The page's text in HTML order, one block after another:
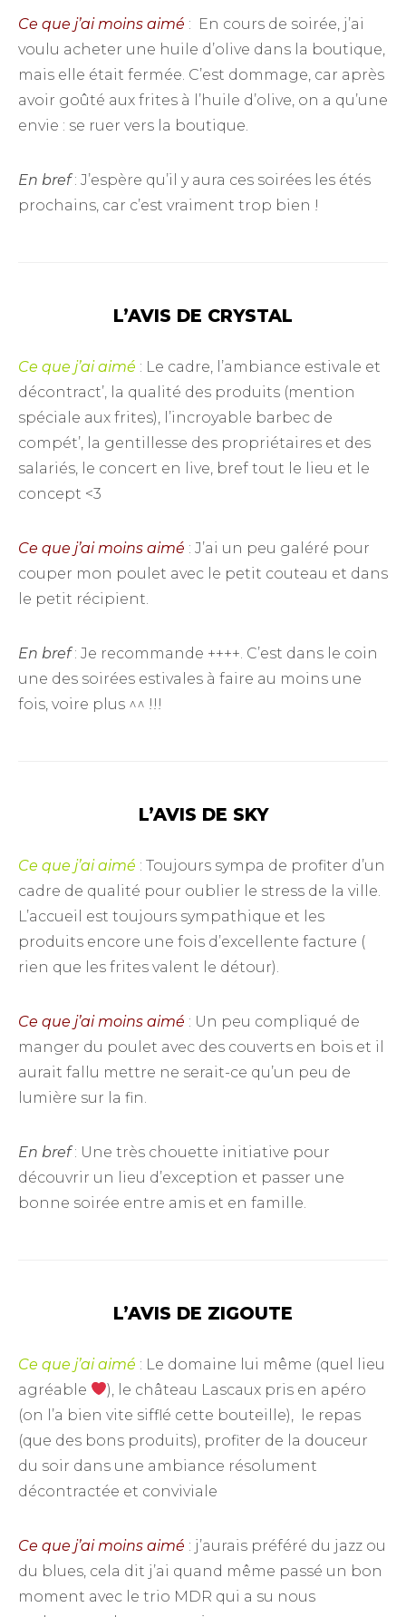
Ce que j’ai moins aimé : En cours de soirée, j’ai
voulu acheter une huile d’olive dans la boutique,
mais elle était fermée. C’est dommage, car après
avoir goûté aux frites à l’huile d’olive, on a qu’une
envie : se ruer vers la boutique.
En bref: J’espère qu’il y aura ces soirées les étés
prochains, car c’est vraiment trop bien !
L’AVIS DE CRYSTAL
Ce que j’ai aimé : Le cadre, l’ambiance estivale et
décontract’, la qualité des produits (mention
spéciale aux frites), l’incroyable barbec de
compét’, la gentillesse des propriétaires et des
salariés, le concert en live, bref tout le lieu et le
concept <3
Ce que j’ai moins aimé : J’ai un peu galéré pour
couper mon poulet avec le petit couteau et dans
le petit récipient.
En bref: Je recommande ++++. C’est dans le coin
une des soirées estivales à faire au moins une
fois, voire plus ^^ !!!
L’AVIS DE SKY
Ce que j’ai aimé : Toujours sympa de profiter d’un
cadre de qualité pour oublier le stress de la ville.
L’accueil est toujours sympathique et les
produits encore une fois d’excellente facture (
rien que les frites valent le détour).
Ce que j’ai moins aimé : Un peu compliqué de
manger du poulet avec des couverts en bois et il
aurait fallu mettre ne serait-ce qu’un peu de
lumière sur la fin.
En bref: Une très chouette initiative pour
découvrir un lieu d’exception et passer une
bonne soirée entre amis et en famille.
L’AVIS DE ZIGOUTE
Ce que j’ai aimé : Le domaine lui même (quel lieu
agréable
), le château Lascaux pris en apéro
(on l’a bien vite sifflé cette bouteille), le repas
(que des bons produits), profiter de la douceur
du soir dans une ambiance résolument
décontractée et conviviale
Ce que j’ai moins aimé : j’aurais préféré du jazz ou
du blues, cela dit j’ai quand même passé un bon
moment avec le trio MDR qui a su nous